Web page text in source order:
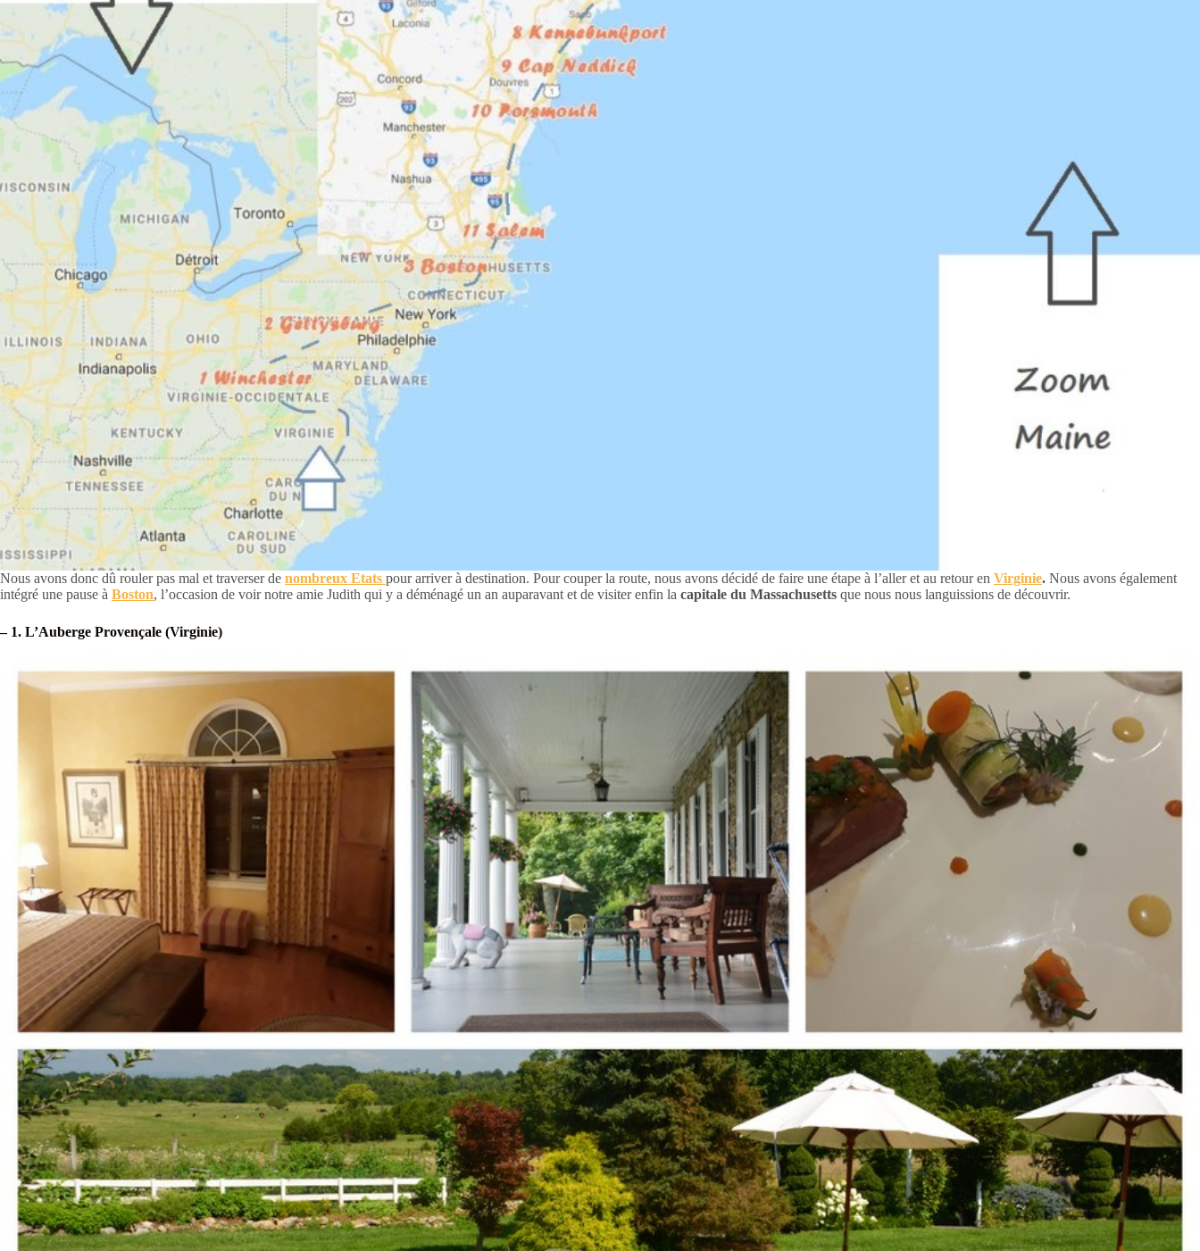
Nous avons donc dû rouler pas mal et traverser de nombreux Etats pour arriver à destination. Pour couper la route, nous avons décidé de faire une étape à l’aller et au retour en Virginie. Nous avons également
intégré une pause à Boston, l’occasion de voir notre amie Judith qui y a déménagé un an auparavant et de visiter enfin la capitale du Massachusetts que nous nous languissions de découvrir.
– 1. L’Auberge Provençale (Virginie)